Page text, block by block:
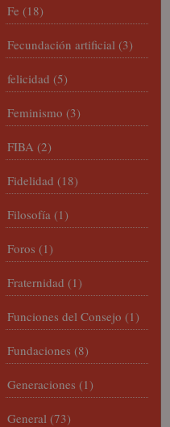
Fe (18)
Fecundación artificial (3)
felicidad (5)
Feminismo (3)
FIBA (2)
Fidelidad (18)
Filosofía (1)
Foros (1)
Fraternidad (1)
Funciones del Consejo (1)
Fundaciones (8)
Generaciones (1)
General (73)